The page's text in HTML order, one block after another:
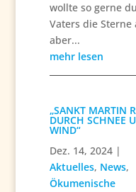
wollte so gerne
Vaters die Sterne
aber...
mehr lesen
„SANKT MARTIN
DURCH SCHNEE
WIND“
Dez. 14, 2024 |
Aktuelles, News,
Ökumenische